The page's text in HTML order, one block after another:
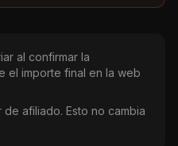
al confirmar la
el importe final en la web
afiliado. Esto no cambia